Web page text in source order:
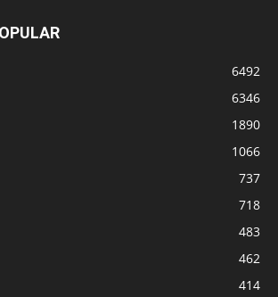
6492
6346
1890
1066
737
718
483
462
414